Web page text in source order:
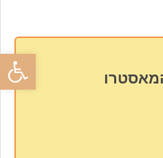
פתח